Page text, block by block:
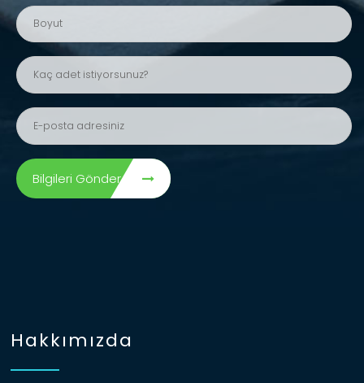
Bilgileri Gönder
Hakkımızda